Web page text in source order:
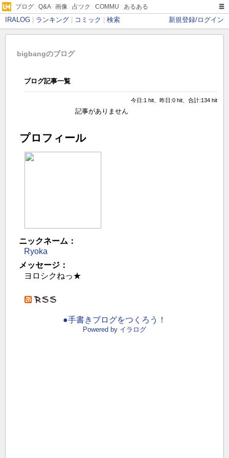
ブログ Q&A| 画像 占ツク COMMU あるある
IRALOG ランキング コミック 検索 新規登録/ログイン
bigbangのブログ
ブログ記事一覧
今日:1 hit、昨日:0 hit、合計:134 hit
記事がありません
プロフィール
ニックネーム：
Ryoka
メッセージ：
ヨロシクねっ★
●手書きブログをつくろう！
Powered by イラログ